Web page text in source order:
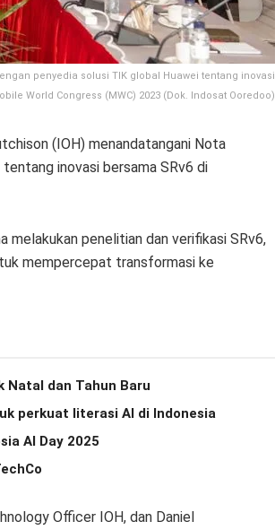
penyedia solusi TIK global Huawei tentang inovasi
World Congress (MWC) 2023 (Dok. Indosat Ooredoo)
(IOH) menandatangani Nota
inovasi bersama SRv6 di
melakukan penelitian dan verifikasi SRv6,
mempercepat transformasi ke
Natal dan Tahun Baru
perkuat literasi AI di Indonesia
AI Day 2025
Officer IOH, dan Daniel